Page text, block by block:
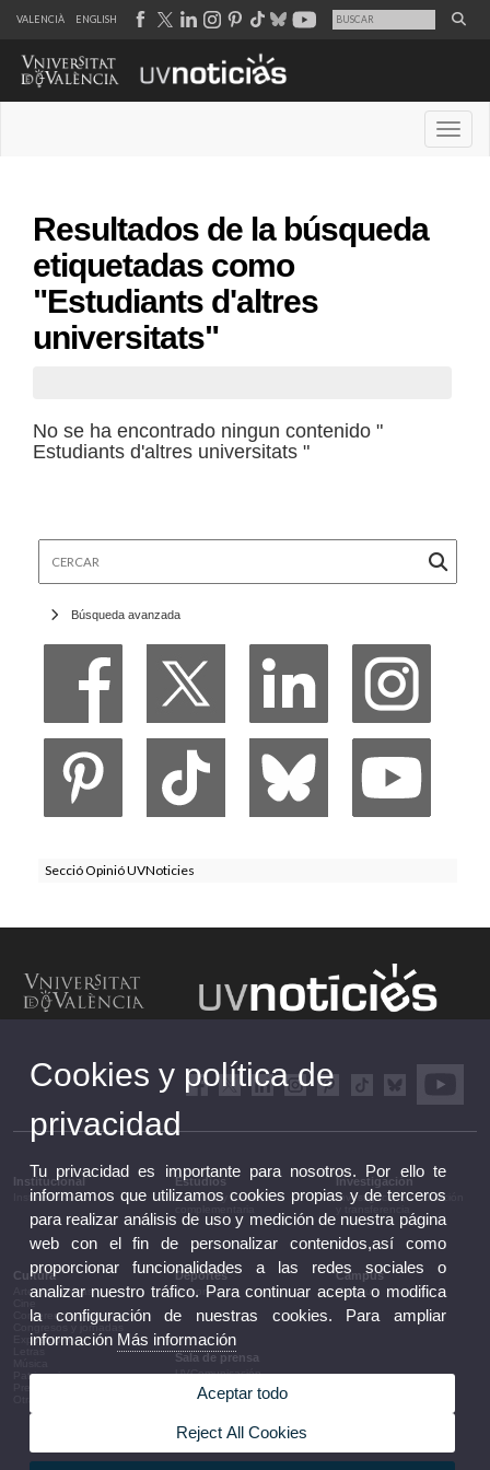
VALENCIÀ ENGLISH
Resultados de la búsqueda
etiquetadas como
"Estudiants d'altres
universitats"
No se ha encontrado ningun contenido "
Estudiants d'altres universitats "
Búsqueda avanzada
Secció Opinió UVNoticies
Institucional
Institucional
Estudios
Estudios y formación
Investigación
Investigación, innovación
Cultura
Artes escénicas
Conferencias y debates
Congresos y jornadas
Exposiciones
Patrimonio
Deportes
Deportes
Campus
Campus
Sala de prensa
UVComunicación
Notas de prensa
Agenda de gobierno
Información corporativa
Cookies y política de
privacidad
Tu privacidad es importante para nosotros. Por ello te
informamos que utilizamos cookies propias y de terceros
para realizar análisis de uso y medición de nuestra página
web con el fin de personalizar contenidos,así como
proporcionar funcionalidades a las redes sociales o
analizar nuestro tráfico. Para continuar acepta o modifica
la configuración de nuestras cookies. Para ampliar
información Más información
Aceptar todo
Reject All Cookies